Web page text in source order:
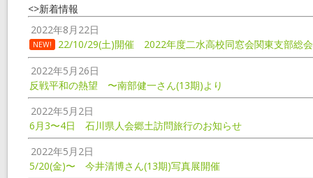
<>新着情報
2022年8月22日
NEW! 22/10/29(土)開催 2022年度二水高校同窓会関東支部総
2022年5月26日
反戦平和の熱望 〜南部健一さん(13期)より
2022年5月2日
6月3〜4日 石川県人会郷土訪問旅行のお知らせ
2022年5月2日
5/20(金)〜 今井清博さん(13期)写真展開催